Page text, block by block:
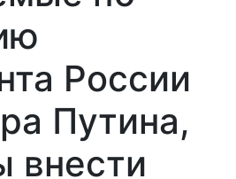
России
Путина,
внести